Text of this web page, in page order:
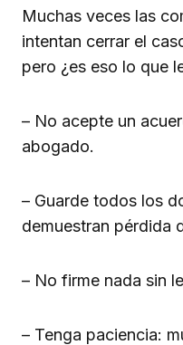
Muchas veces las
intentan cerrar el
pero ¿es eso lo que
– No acepte un
abogado.
– Guarde todos los
demuestran pérdida
– No firme nada sin
– Tenga paciencia: